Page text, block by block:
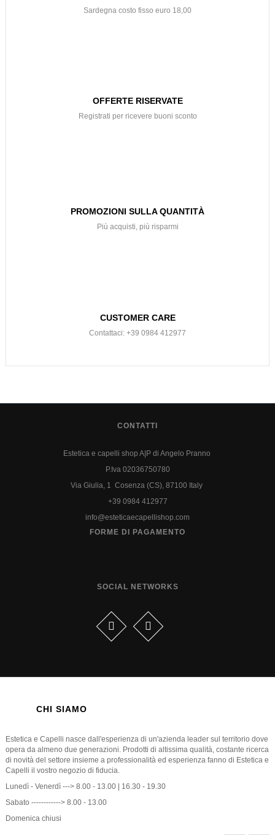
Sardegna costo fisso euro 18,00
OFFERTE RISERVATE
Registrati per ricevere buoni sconto
PROMOZIONI SULLA QUANTITÀ
Più acquisti, più risparmi
CUSTOMER CARE
Contattaci: +39 0984 412977
CONTATTI
Estetica e capelli shop A|P di Angelo Pranno
P.Iva 02036750780
Via Giulia, 1 Cosenza (CS), 87100 Italy
+39 0984 412977
info@esteticaecapellishop.com
FORME DI PAGAMENTO
SOCIAL NETWORKS
CHI SIAMO
Estetica e Capelli nasce dall'esperienza di un'azienda leader sul territorio dove
opera da almeno due generazioni. Prodotti di altissima qualità, costante ricerca
di novità del settore insieme a professionalità ed esperienza fanno di Estetica e
Capelli il vostro negozio di fiducia.
Lunedì - Venerdì ---> 8.00 - 13.00 | 16.30 - 19.30
Sabato ------------> 8.00 - 13.00
Domenica chiusi